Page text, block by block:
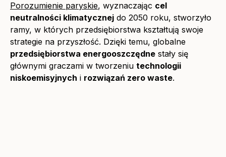
Porozumienie paryskie, wyznaczając cel
neutralności klimatycznej do 2050 roku, stworzyło
ramy, w których przedsiębiorstwa kształtują swoje
strategie na przyszłość. Dzięki temu, globalne
przedsiębiorstwa energooszczędne stały się
głównymi graczami w tworzeniu technologii
niskoemisyjnych i rozwiązań zero waste.